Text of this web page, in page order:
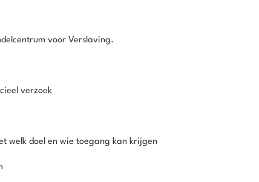
voor Verslaving.
verzoek
welk doel en wie toegang kan krijgen